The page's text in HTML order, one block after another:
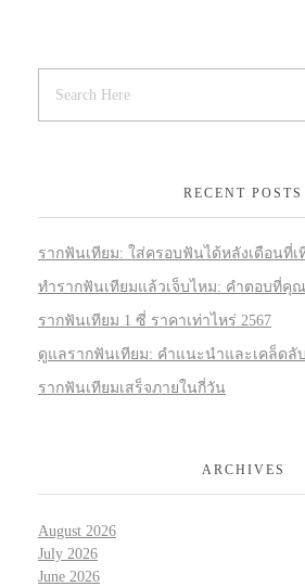
RECENT POSTS
รากฟันเทียม: ใส่ครอบฟันได้หลังเดือนที่เ
ทำรากฟันเทียมแล้วเจ็บไหม: คำตอบที่คุ
รากฟันเทียม 1 ซี่ ราคาเท่าไหร่ 2567
ดูแลรากฟันเทียม: คำแนะนำและเคล็ดลั
รากฟันเทียมเสร็จภายในกี่วัน
ARCHIVES
August 2026
July 2026
June 2026